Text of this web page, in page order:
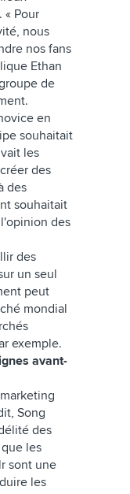
« Pour
nous
nos fans
Ethan
de
en
souhaitait
les
des
des
souhaitait
des
des
un seul
peut
mondial
exemple.
avant-
Song
des
les
sont une
les